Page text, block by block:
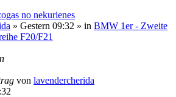
no nekurienes
» Gestern 09:32 » in BMW 1er - Zweite
F20/F21
von lavendercherida